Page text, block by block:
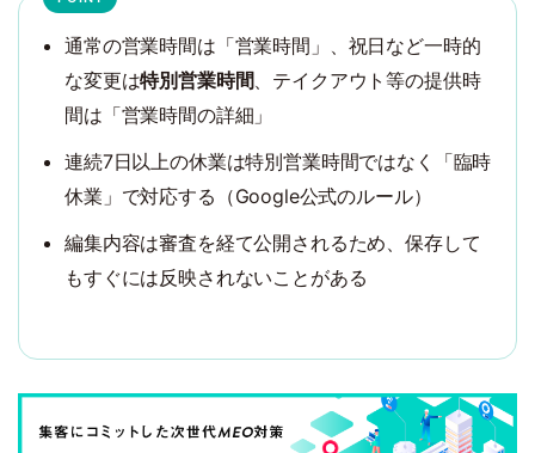
通常の営業時間は「営業時間」、祝日など一時的
な変更は特別営業時間、テイクアウト等の提供時
間は「営業時間の詳細」
連続7日以上の休業は特別営業時間ではなく「臨時
休業」で対応する（Google公式のルール）
編集内容は審査を経て公開されるため、保存して
もすぐには反映されないことがある